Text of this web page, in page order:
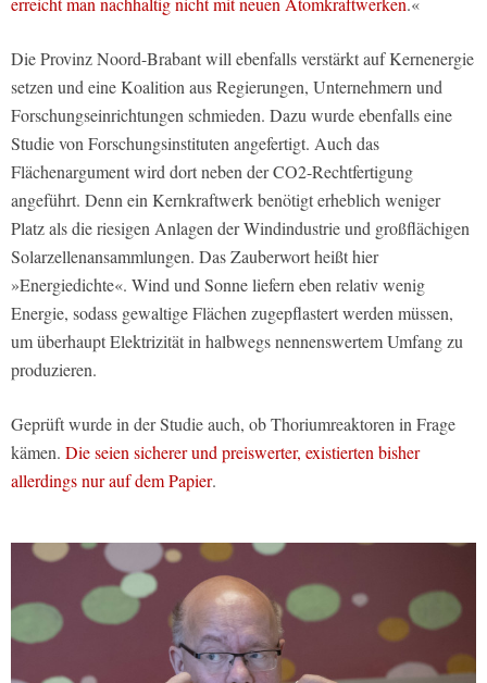
Die Provinz Noord-Brabant will ebenfalls verstärkt auf Kernenergie
setzen und eine Koalition aus Regierungen, Unternehmern und
Forschungseinrichtungen schmieden. Dazu wurde ebenfalls eine
Studie von Forschungsinstituten angefertigt. Auch das
Flächenargument wird dort neben der CO2-Rechtfertigung
angeführt. Denn ein Kernkraftwerk benötigt erheblich weniger
Platz als die riesigen Anlagen der Windindustrie und großflächigen
Solarzellenansammlungen. Das Zauberwort heißt hier
»Energiedichte«. Wind und Sonne liefern eben relativ wenig
Energie, sodass gewaltige Flächen zugepflastert werden müssen,
um überhaupt Elektrizität in halbwegs nennenswertem Umfang zu
produzieren.
Geprüft wurde in der Studie auch, ob Thoriumreaktoren in Frage
kämen. Die seien sicherer und preiswerter, existierten bisher
allerdings nur auf dem Papier.